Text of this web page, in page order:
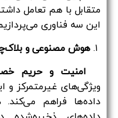
متقابل با هم تعامل
این سه فناوری
هوش مصنوعی و
امنیت و حریم
ویژگی‌های غیرمتمرکز و
داده‌ها فراهم